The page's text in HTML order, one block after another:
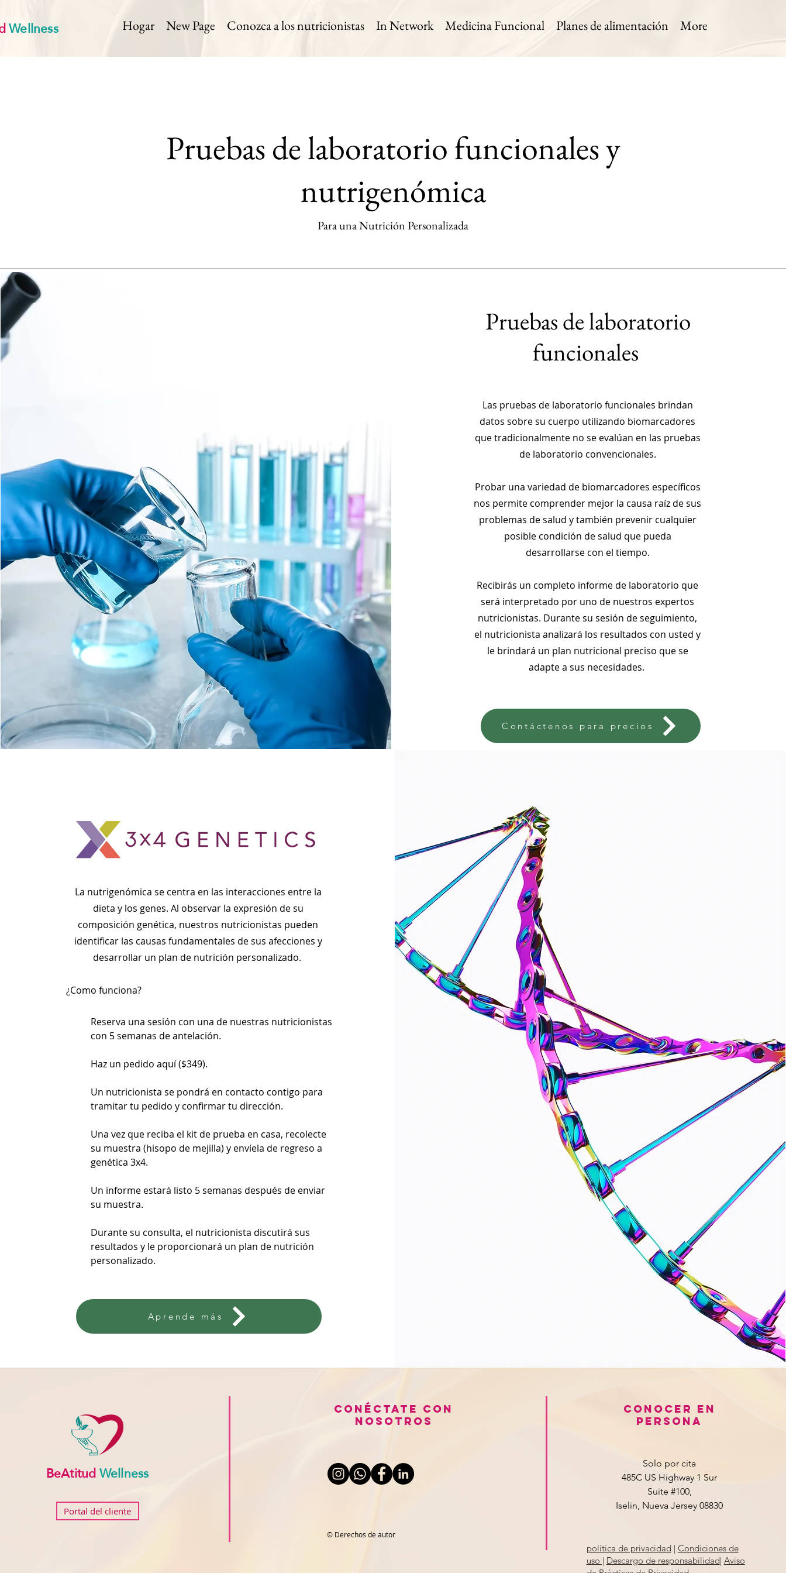
Wellness Hogar New Page Conozca a los nutricionistas In Network Medicina Funcional Planes de alimentación More
Pruebas de laboratorio funcionales y
nutrigenómica
Para una Nutrición Personalizada
Pruebas de laboratorio
funcionales
Las pruebas de laboratorio funcionales brindan
datos sobre su cuerpo utilizando biomarcadores
que tradicionalmente no se evalúan en las pruebas
de laboratorio convencionales.
Probar una variedad de biomarcadores específicos
nos permite comprender mejor la causa raíz de sus
problemas de salud y también prevenir cualquier
posible condición de salud que pueda
desarrollarse con el tiempo.
Recibirás un completo informe de laboratorio que
será interpretado por uno de nuestros expertos
nutricionistas. Durante su sesión de seguimiento,
el nutricionista analizará los resultados con usted y
le brindará un plan nutricional preciso que se
adapte a sus necesidades.
Contáctenos para precios
La nutrigenómica se centra en las interacciones entre la
dieta y los genes. Al observar la expresión de su
composición genética, nuestros nutricionistas pueden
identificar las causas fundamentales de sus afecciones y
desarrollar un plan de nutrición personalizado.
¿Como funciona?
Reserva una sesión con una de nuestras nutricionistas
con 5 semanas de antelación.
Haz un pedido aquí ($349).
Un nutricionista se pondrá en contacto contigo para
tramitar tu pedido y confirmar tu dirección.
Una vez que reciba el kit de prueba en casa, recolecte
su muestra (hisopo de mejilla) y envíela de regreso a
genética 3x4.
Un informe estará listo 5 semanas después de enviar
su muestra.
Durante su consulta, el nutricionista discutirá sus
resultados y le proporcionará un plan de nutrición
personalizado.
Aprende más
BeAtitudWellness
Portal del cliente
Conéctate con
nosotros
© Derechos de autor
Conocer en
persona
Solo por cita
485C US Highway 1 Sur
Suite #100,
Iselin, Nueva Jersey 08830
política de privacidad| Condiciones de
uso | Descargo de responsabilidad| Aviso